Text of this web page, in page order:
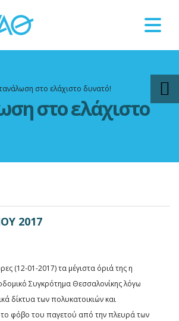
στο ελάχιστο δυνατό!
στο ελάχιστο
2017
(12-01-2017) τα μέγιστα όριά της η
Συγκρότημα Θεσσαλονίκης λόγω
δίκτυα των πολυκατοικιών και
φόβο του παγετού από την πλευρά των